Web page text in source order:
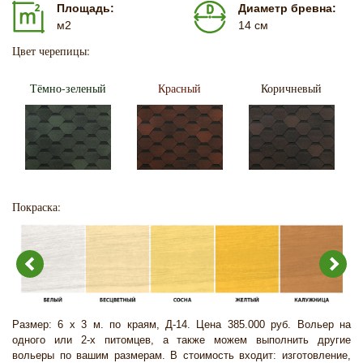
Площадь:
м2
Диаметр бревна:
14 см
Цвет черепицы:
Тёмно-зеленый Красный Коричневый
Покраска:
Размер: 6 х 3 м. по краям, Д-14. Цена 385.000 руб. Вольер на
одного или 2-х питомцев, а также можем выполнить другие
вольеры по вашим размерам. В стоимость входит: изготовление,